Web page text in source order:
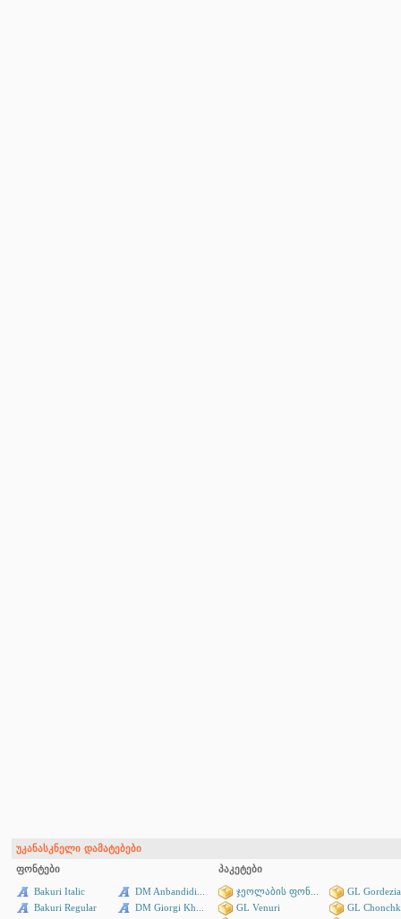
უკანასკნელი დამატებები
ფონტები
პაკეტები
Bakuri Italic
Bakuri Regular
DM Anbandidi...
DM Giorgi Kh...
ჯეოლაბის ფონ...
GL Venuri
GL
GL